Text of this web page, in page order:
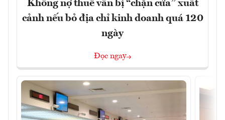
Không nợ thuế vẫn bị “chặn cửa” xuất
cảnh nếu bỏ địa chỉ kinh doanh quá 120
ngày
Đọc ngay